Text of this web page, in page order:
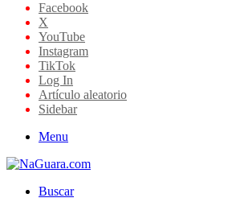
Facebook
X
YouTube
Instagram
TikTok
Log In
Artículo aleatorio
Sidebar
Menu
Buscar